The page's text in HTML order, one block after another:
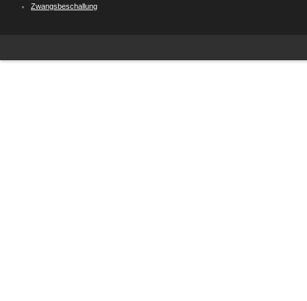
Zwangsbeschallung